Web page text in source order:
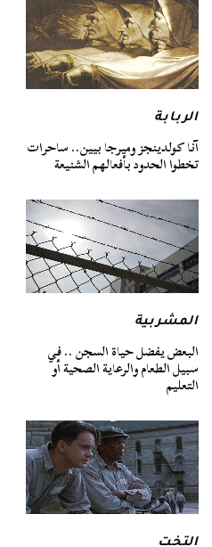
الربابة
آنا كولدينجز وميرجا بيين.. ساحرات
تخطوا الحدود بأفعالهم الشنيعة
المشربية
البعض يفضل حياة السجن .. في
سبيل الطعام والرعاية الصحية أو
التعليم
التخت